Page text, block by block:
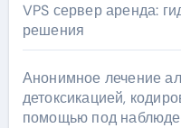
VPS сервер аренда:
решения
Анонимное лечение
детоксикацией,
помощью под